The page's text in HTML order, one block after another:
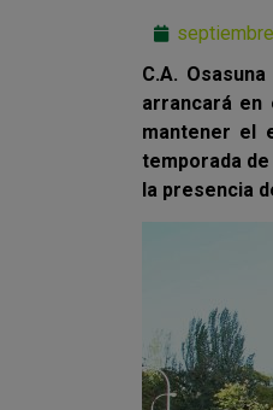
C.A.
arrancará en
mantener el
temporada
la presencia